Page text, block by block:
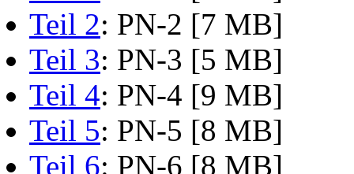
Teil 2: PN-2 [7 MB]
Teil 3: PN-3 [5 MB]
Teil 4: PN-4 [9 MB]
Teil 5: PN-5 [8 MB]
Teil 6: PN-6 [8 MB]